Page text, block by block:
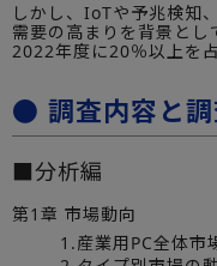
しかし、IoTや予兆検知
需要の高まりを背景と
2022年度に20％以上を
● 調査内容と調
■分析編
第1章 市場動向
1.産業用PC全体市